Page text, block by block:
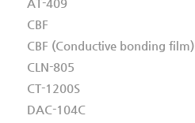
AT-409
CBF
CBF (Conductive bonding film)
CLN-805
CT-1200S
DAC-104C